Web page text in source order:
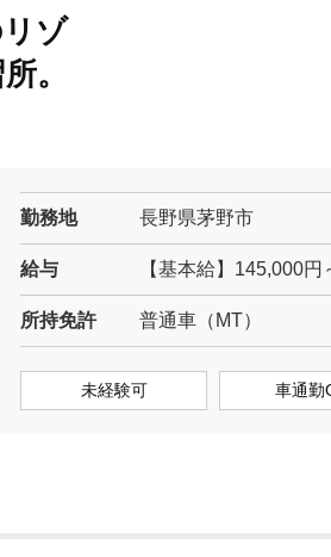
ゾ
。
勤務地 長野県茅野市
給与 【基本給】145,000円
所持免許 普通車（MT）
未経験可 車通勤